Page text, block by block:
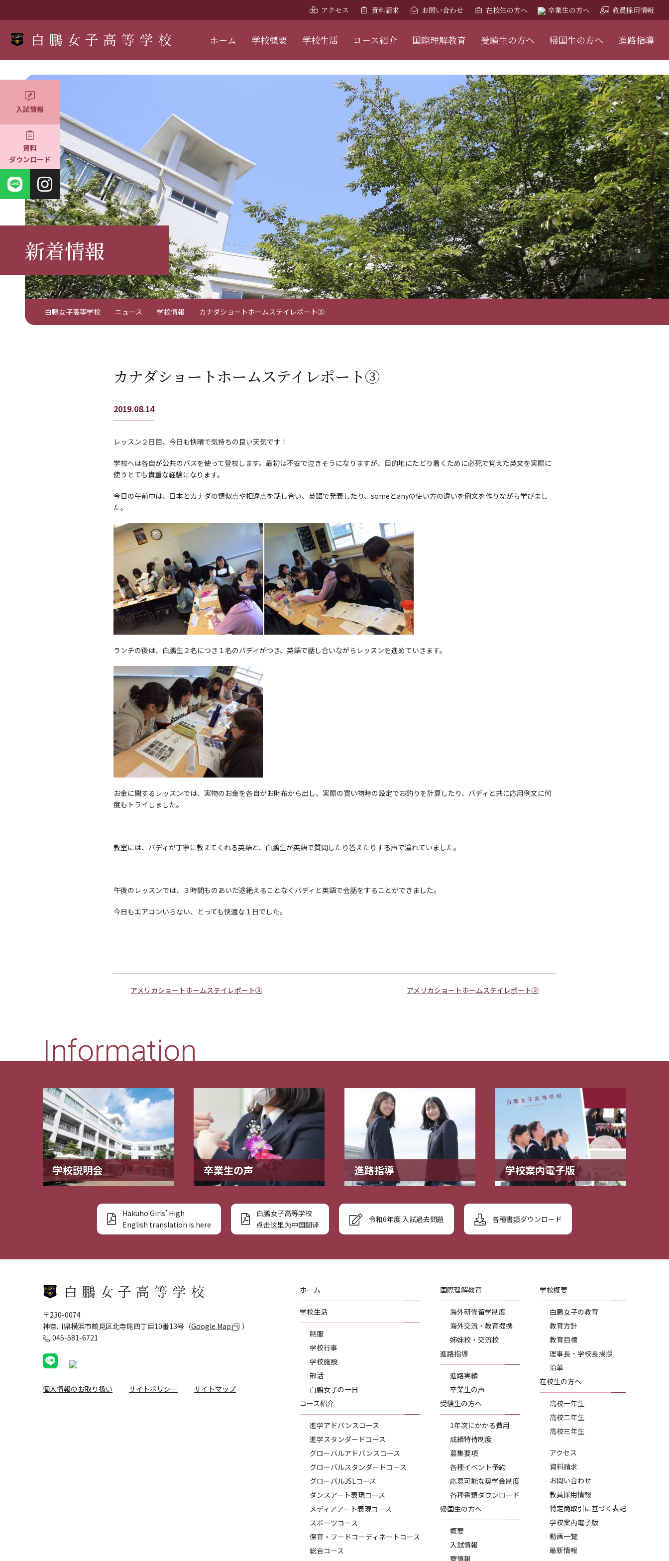
入試情報
資料
ダウンロード
アクセス 資料請求 お問い合わせ 在校生の方へ 卒業生の方へ 教員採用情報
ホーム 学校概要 学校生活 コース紹介 国際理解教育 受験生の方へ 帰国生の方へ 進路指導
新着情報
白鵬女子高等学校 ニュース 学校情報 カナダショートホームステイレポート③
カナダショートホームステイレポート③
2019.08.14
レッスン２日目、今日も快晴で気持ちの良い天気です！
学校へは各自が公共のバスを使って登校します。最初は不安で泣きそうになりますが、目的地にたどり着くために必死で覚えた英文を実際に
使うとても貴重な経験になります。
今日の午前中は、日本とカナダの類似点や相違点を話し合い、英語で発表したり、someとanyの使い方の違いを例文を作りながら学びまし
た。
ランチの後は、白鵬生２名につき１名のバディがつき、英語で話し合いながらレッスンを進めていきます。
お金に関するレッスンでは、実物のお金を各自がお財布から出し、実際の買い物時の設定でお釣りを計算したり、バディと共に応用例文に何
度もトライしました。
教室には、バディが丁寧に教えてくれる英語と、白鵬生が英語で質問したり答えたりする声で溢れていました。
午後のレッスンでは、３時間ものあいだ途絶えることなくバディと英語で会話をすることができました。
今日もエアコンいらない、とっても快適な１日でした。
アメリカショートホームステイレポート③ アメリカショートホームステイレポート②
Information
学校説明会 卒業生の声 進路指導 学校案内電子版
Hakuho Girls’ High
English translation is here
白鵬女子高等学校
点击这里为中国翻译
令和6年度 入試過去問題 各種書類ダウンロード
〒230-0074
神奈川県横浜市鶴見区北寺尾四丁目10番13号（Google Map
）
045-581-6721
個人情報のお取り扱い サイトポリシー サイトマップ
ホーム
学校生活
制服
学校行事
学校施設
部活
白鵬女子の一日
コース紹介
進学アドバンスコース
進学スタンダードコース
グローバルアドバンスコース
グローバルスタンダードコース
グローバルJSLコース
ダンスアート表現コース
メディアアート表現コース
スポーツコース
保育・フードコーディネートコース
総合コース
国際理解教育
海外研修留学制度
海外交流・教育提携
姉妹校・交流校
進路指導
進路実績
卒業生の声
受験生の方へ
1年次にかかる費用
成績特待制度
募集要項
各種イベント予約
応募可能な奨学金制度
各種書類ダウンロード
帰国生の方へ
概要
入試情報
寮情報
学校概要
白鵬女子の教育
教育方針
教育目標
理事長・学校長挨拶
沿革
在校生の方へ
高校一年生
高校二年生
高校三年生
アクセス
資料請求
お問い合わせ
教員採用情報
特定商取引に基づく表記
学校案内電子版
動画一覧
最新情報